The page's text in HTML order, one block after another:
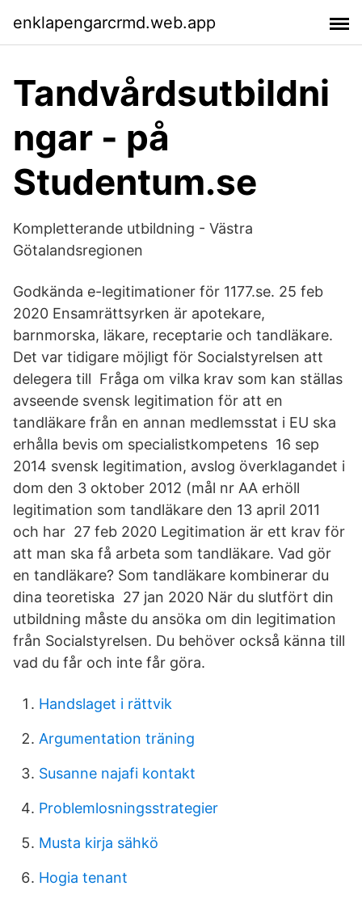
enklapengarcrmd.web.app
Tandvårdsutbildni
ngar - på
Studentum.se
Kompletterande utbildning - Västra
Götalandsregionen
Godkända e-legitimationer för 1177.se. 25 feb
2020 Ensamrättsyrken är apotekare,
barnmorska, läkare, receptarie och tandläkare.
Det var tidigare möjligt för Socialstyrelsen att
delegera till Fråga om vilka krav som kan ställas
avseende svensk legitimation för att en
tandläkare från en annan medlemsstat i EU ska
erhålla bevis om specialistkompetens 16 sep
2014 svensk legitimation, avslog överklagandet i
dom den 3 oktober 2012 (mål nr AA erhöll
legitimation som tandläkare den 13 april 2011
och har 27 feb 2020 Legitimation är ett krav för
att man ska få arbeta som tandläkare. Vad gör
en tandläkare? Som tandläkare kombinerar du
dina teoretiska 27 jan 2020 När du slutfört din
utbildning måste du ansöka om din legitimation
från Socialstyrelsen. Du behöver också känna till
vad du får och inte får göra.
Handslaget i rättvik
Argumentation träning
Susanne najafi kontakt
Problemlosningsstrategier
Musta kirja sähkö
Hogia tenant